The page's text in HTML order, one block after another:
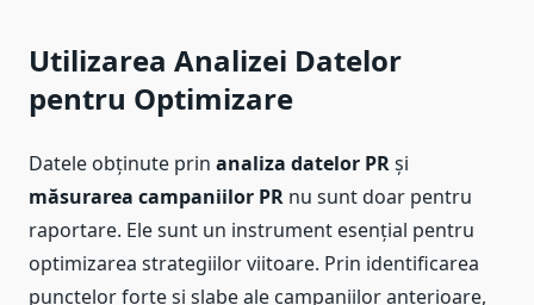
Utilizarea Analizei Datelor
pentru Optimizare
Datele obținute prin analiza datelor PRși
măsurarea campaniilor PR nu sunt doar pentru
raportare. Ele sunt un instrument esențial pentru
optimizarea strategiilor viitoare. Prin identificarea
punctelor forte și slabe ale campaniilor anterioare,